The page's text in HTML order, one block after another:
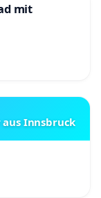
Zone
online,
Rigi
mit
Innsbruck